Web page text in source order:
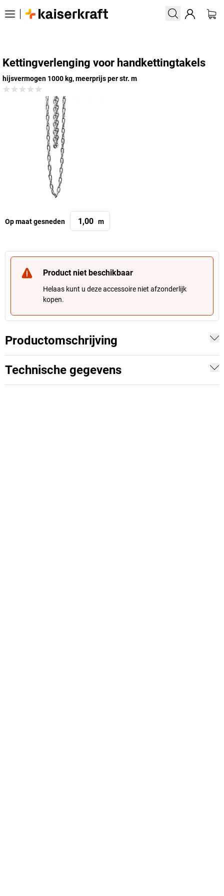
Kettingverlenging voor handkettingtakels
hijsvermogen 1000 kg, meerprijs per str. m
Op maat gesneden m
Product niet beschikbaar
Helaas kunt u deze accessoire niet afzonderlijk
kopen.
Productomschrijving
Technische gegevens